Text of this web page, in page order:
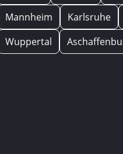
Mannheim
Karlsruhe
Wuppertal